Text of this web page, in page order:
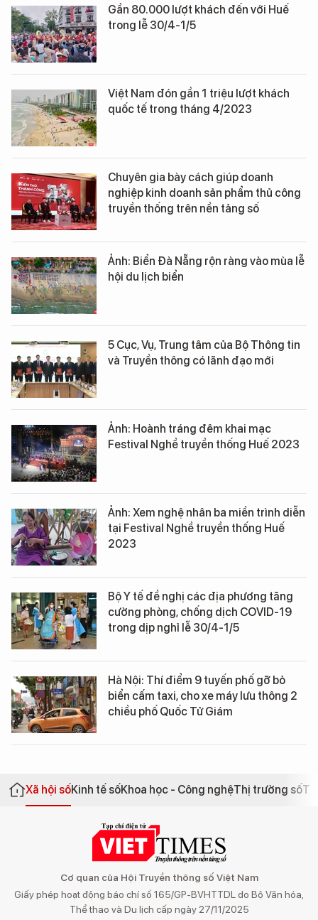
Gần 80.000 lượt khách đến với Huế
trong lễ 30/4-1/5
Việt Nam đón gần 1 triệu lượt khách
quốc tế trong tháng 4/2023
Chuyên gia bày cách giúp doanh
nghiệp kinh doanh sản phẩm thủ công
truyền thống trên nền tảng số
Ảnh: Biển Đà Nẵng rộn ràng vào mùa lễ
hội du lịch biển
5 Cục, Vụ, Trung tâm của Bộ Thông tin
và Truyền thông có lãnh đạo mới
Ảnh: Hoành tráng đêm khai mạc
Festival Nghề truyền thống Huế 2023
Ảnh: Xem nghệ nhân ba miền trình diễn
tại Festival Nghề truyền thống Huế
2023
Bộ Y tế đề nghị các địa phương tăng
cường phòng, chống dịch COVID-19
trong dịp nghỉ lễ 30/4-1/5
Hà Nội: Thí điểm 9 tuyến phố gỡ bỏ
biển cấm taxi, cho xe máy lưu thông 2
chiều phố Quốc Tử Giám
Xã hội sốKinh tế sốKhoa học - Công nghệThị trường số
Cơ quan của Hội Truyền thông số Việt Nam
Giấy phép hoạt động báo chí số 165/GP-BVHTTDL do Bộ Văn hóa,
Thể thao và Du lịch cấp ngày 27/11/2025